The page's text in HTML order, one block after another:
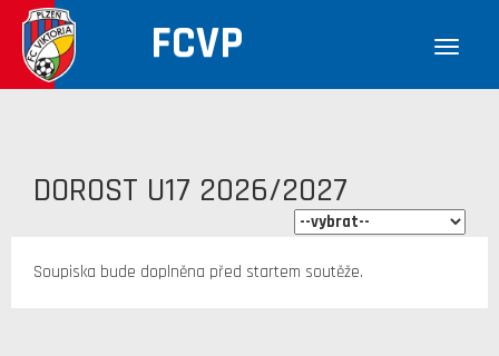
FCVP
DOROST U17 2026/2027
Soupiska bude doplněna před startem soutěže.